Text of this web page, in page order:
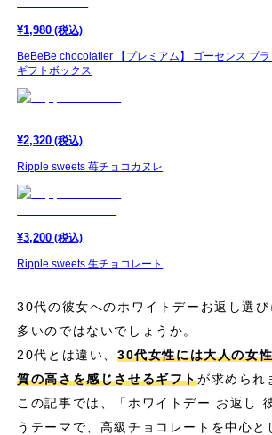
¥1,980 (税込)
BeBeBe chocolatier 【プレミアム】 ゴーセンス プ
ギフトボックス
¥2,320 (税込)
Ripple sweets 苺チョコカヌレ
¥3,200 (税込)
Ripple sweets 生チョコレート
30代の彼女へのホワイトデーお返し選び
多いのではないでしょうか。
20代とは違い、 30代女性には大人の女
質の高さを感じさせるギフトが求められ
この記事では、「ホワイトデー お返し
うテーマで、高級チョコレートを中心と